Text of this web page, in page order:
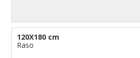
120X180 cm
Raso